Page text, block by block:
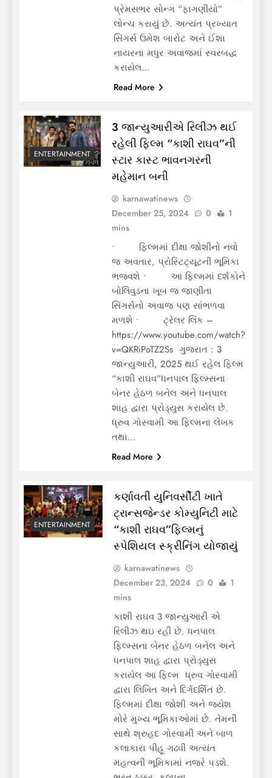
પ્રેમસભર સોન્ગ “ફાગણીયો”
લોન્ચ કરાયું છે. અત્યંત પ્રખ્યાત
સિંગર્સ ઉમેશ બારોટ અને ઈશા
નાયરના મધુર અવાજમાં સ્વરબદ્ધ
કરાયેલ…
Read More
ENTERTAINMENT
3 જાન્યુઆરીએ રિલીઝ થઈ
રહેલી ફિલ્મ “કાશી રાઘવ”ની
સ્ટાર કાસ્ટ ભાવનગરની
મહેમાન બની
karnawatinews
December 25, 2024
0
1
mins
• ફિલ્મમાં દીક્ષા જોશીનો નવો
જ અવતાર, પ્રોસ્ટિટ્યૂટની ભૂમિકા
ભજવશે • આ ફિલ્મમાં દર્શકોને
બોલિવુડના ખૂબ જ જાણીતા
સિંગર્સનો અવાજ પણ સાંભળવા
મળશે • ટ્રેલર લિંક –
https://www.youtube.com/watch?
v=QKRiPoTZ2Ss ગુજરાત : 3
જાન્યુઆરી, 2025 થઈ રહેલ ફિલ્મ
“કાશી રાઘવ”ધનપાલ ફિલ્મ્સના
બેનર હેઠળ બનેલ અને ધનપાલ
શાહ દ્વારા પ્રોડ્યુસ કરાયેલ છે.
ધ્રુવ ગોસ્વામી આ ફિલ્મના લેખક
તથા…
Read More
ENTERTAINMENT
કર્ણાવતી યુનિવર્સીટી ખાતે
ટ્રાન્સજેન્ડર કોમ્યુનિટી માટે
“કાશી રાઘવ”ફિલ્મનું
સ્પેશિયલ સ્ક્રીનિંગ યોજાયું
karnawatinews
December 23, 2024
0
1
mins
કાશી રાઘવ 3 જાન્યુઆરી એ
રિલીઝ થઇ રહી છે. ધનપાલ
ફિલ્મ્સના બેનર હેઠળ બનેલ અને
ધનપાલ શાહ દ્વારા પ્રોડ્યુસ
કરાયેલ આ ફિલ્મ ધ્રુવ ગોસ્વામી
દ્વારા લિખિત અને દિર્ગદર્શિત છે.
ફિલ્મમાં દીક્ષા જોશી અને જયેશ
મોરે મુખ્ય ભૂમિકાઓમાં છે. તેમની
સાથે શ્રુહદ ગોસ્વામી અને બાળ
કલાકારા પીહૂ ગઢવી અત્યંત
મહત્વની ભૂમિકામાં નજરે પડશે.